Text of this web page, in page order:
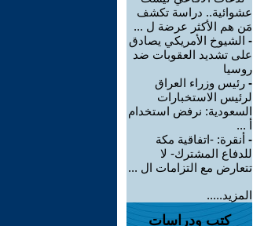
عشوائية.. دراسة تكشف
مَن هم الأكثر عرضة ل ...
- الشيوخ الأمريكي يصادق
على تشديد العقوبات ضد
روسيا
- رئيس وزراء العراق
لرئيس الاستخبارات
السعودية: نرفض استخدام
أ ...
- أنقرة: -اتفاقية مكة
للدفاع المشترك- لا
تتعارض مع التزامات ال ...
المزيد.....
كتب ودراسات